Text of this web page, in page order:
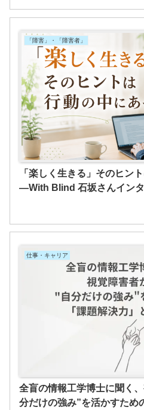
「障害」・「障害者」
「楽しく生きる」そのヒン
―With Blind 石坂さんイン
仕事・キャリア
全盲の情報工学博士に聞く
分だけの強み”を活かすため